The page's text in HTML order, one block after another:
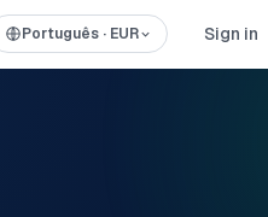
Português · EUR Sign in